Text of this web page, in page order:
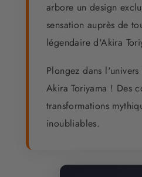
arbore un design
sensation auprès de
légendaire d'Akira
Plongez dans
Akira Toriyama ! Des
transformations
inoubliables.